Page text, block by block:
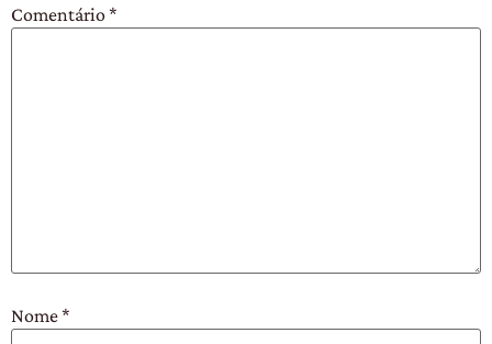
Comentário*
Nome*